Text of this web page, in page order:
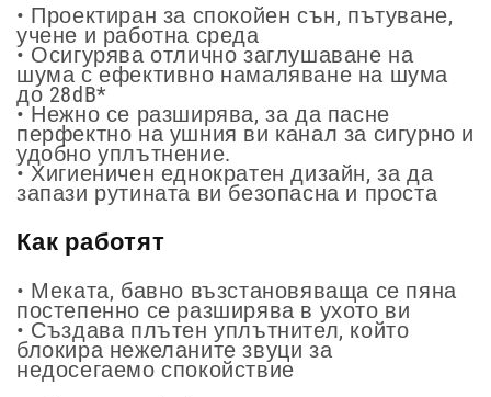
• Проектиран за спокойен сън, пътуване,
учене и работна среда
• Осигурява отлично заглушаване на
шума с ефективно намаляване на шума
до 28dB*
• Нежно се разширява, за да пасне
перфектно на ушния ви канал за сигурно и
удобно уплътнение.
• Хигиеничен еднократен дизайн, за да
запази рутината ви безопасна и проста
Как работят
• Меката, бавно възстановяваща се пяна
постепенно се разширява в ухото ви
• Създава плътен уплътнител, който
блокира нежеланите звуци за
недосегаемо спокойствие